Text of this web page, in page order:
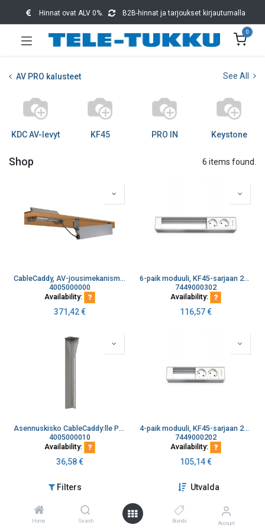
Filters Utvalda
Home Search Brands Account
Hinnat ovat ALV 0%. B2B-hinnat ja tarjoukset kirjautumalla
0
AV PRO kalusteet See All
KDC AV-levyt KF45 PRO IN Keystone
Shop 6 items found.
CableCaddy, AV-jousimekanismi 6-8mm kaapeleille, max 2 m
4005000000
Availability:
371,42€
6-paik moduuli, KF45-sarjaan 2xSuko, 4 vapaata paikkaa
7449000302
Availability:
116,57€
Asennuskisko CableCaddy:lle Pystyasennukseen
4005000010
Availability:
36,58€
4-paik moduuli, KF45-sarjaan 2xSuko
7449000202
Availability:
105,14€